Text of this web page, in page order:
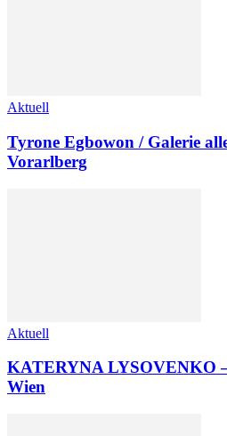
Aktuell
Tyrone Egbowon / Galerie
Vorarlberg
Aktuell
KATERYNA LYSOVENKO
Wien